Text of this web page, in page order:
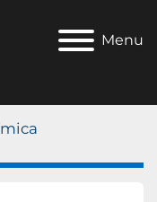
Menu